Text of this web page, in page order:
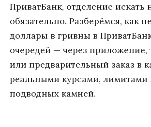
ПриватБанк, отделение искать
обязательно. Разберёмся, как
доллары в гривны в
очередей — через приложение,
или предварительный заказ в
реальными курсами, лимитами
подводных камней.